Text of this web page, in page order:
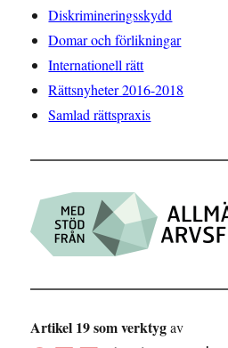
Diskrimineringsskydd
Domar och förlikningar
Internationell rätt
Rättsnyheter 2016-2018
Samlad rättspraxis
Artikel 19 som verktygav